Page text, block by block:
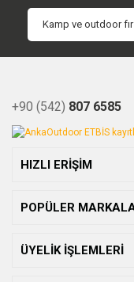
+90 (542) 807 6585
HIZLI ERİŞİM
POPÜLER
ÜYELİK İŞLEMLERİ